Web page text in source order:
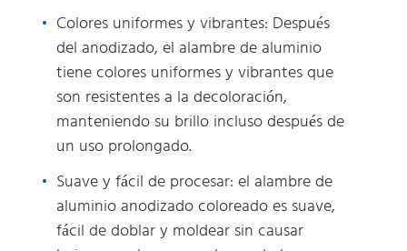
Colores uniformes y vibrantes: Después
del anodizado, el alambre de aluminio
tiene colores uniformes y vibrantes que
son resistentes a la decoloración,
manteniendo su brillo incluso después de
un uso prolongado.
Suave y fácil de procesar: el alambre de
aluminio anodizado coloreado es suave,
fácil de doblar y moldear sin causar